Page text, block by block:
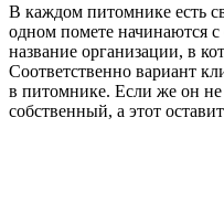
В каждом питомнике есть
одном помете начинаются
название организации, в
Соответственно вариант
в питомнике. Если же он
собственный, а этот